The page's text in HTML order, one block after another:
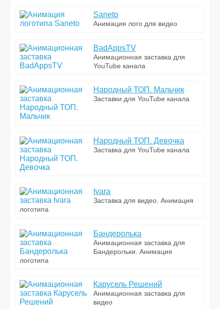
Saneto
Анимация лого для видео
BadAppsTV
Анимационная заставка для
YouTube канала
Народный ТОП. Мальчик
Заставки для YouTube канала
Народный ТОП. Девочка
Заставка для YouTube канала
Ivara
Заставка для видео. Анимация
логотипа
Бандеролька
Анимационная заставка для
Бандерольки. Анимация
логотипа
Карусель Решений
Анимационная заставка для
видео